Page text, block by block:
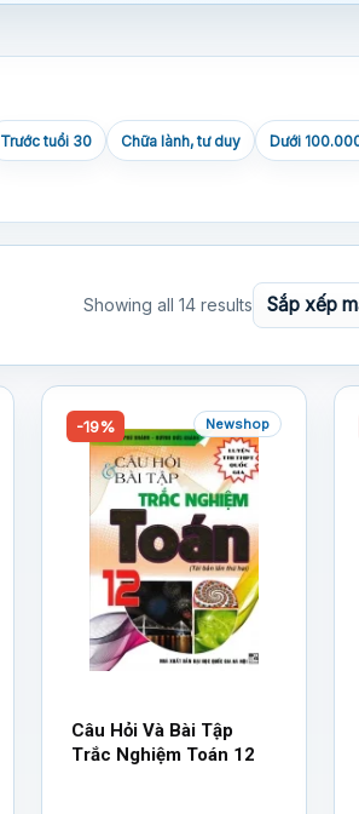
Trước tuổi 30 Chữa lành, tư duy Dưới
Showing all 14 results
-19% Newshop
Câu Hỏi Và Bài Tập
Trắc Nghiệm Toán 12